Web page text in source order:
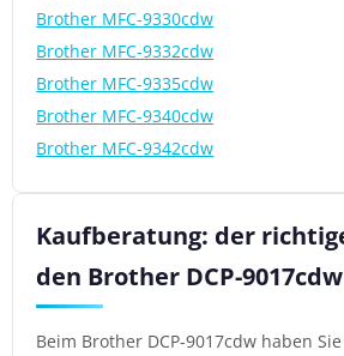
Brother MFC-9330cdw
Brother MFC-9332cdw
Brother MFC-9335cdw
Brother MFC-9340cdw
Brother MFC-9342cdw
Kaufberatung: der
den Brother DCP-9017cdw
Beim Brother DCP-9017cdw haben